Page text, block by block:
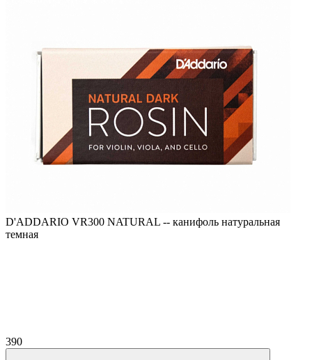
D'ADDARIO VR300 NATURAL -- канифоль натуральная
темная
390